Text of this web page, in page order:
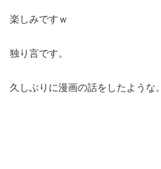
楽しみですｗ
独り言です。
久しぶりに漫画の話をしたような。